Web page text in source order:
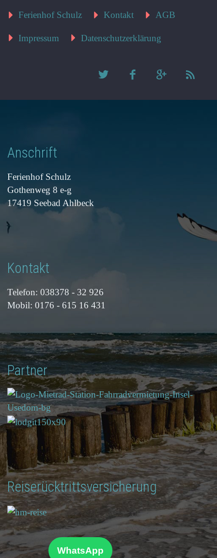
Ferienhof Schulz Kontakt AGB
Impressum Datenschutzerklärung
Anschrift
Ferienhof Schulz
Gothenweg 8 e-g
17419 Seebad Ahlbeck
Kontakt
Telefon: 038378 - 32 926
Mobil: 0176 - 615 16 431
Partner
Reiserücktrittsversicherung
WhatsApp